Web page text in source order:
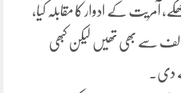
آمریت کے ادوار کا مقابلہ کیا،
سے بھی تھیں لیکن کبھی
دی۔